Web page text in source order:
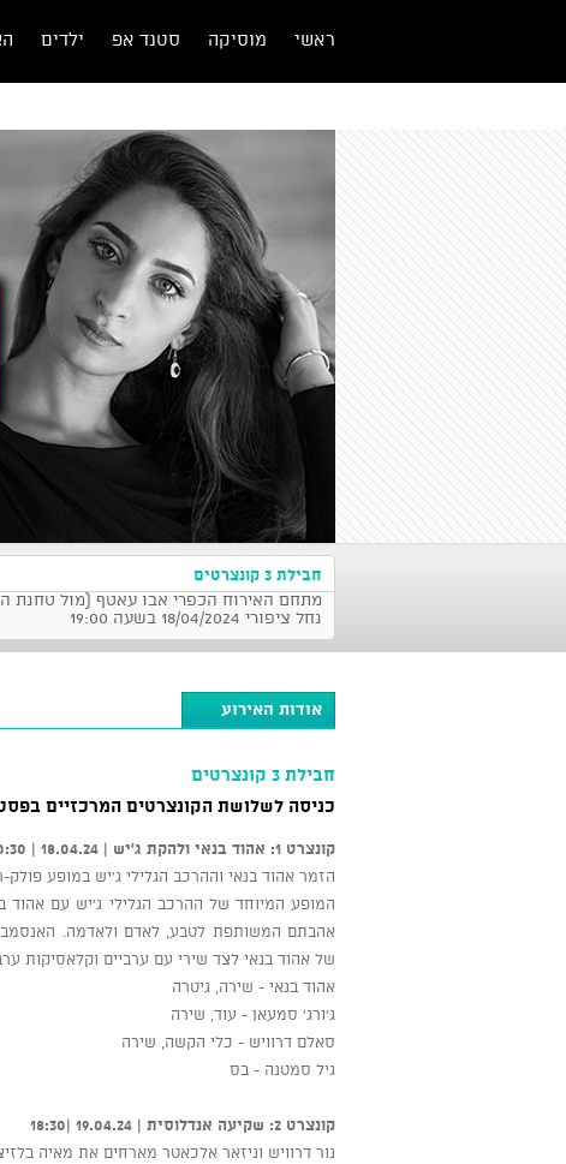
ראשי מוסיקה סטנד אפ ילדים
חבילת 3 קונצרטים
מתחם האירוח הכפרי אבו עאטף (מול טחנת
נחל ציפורי 18/04/2024 בשעה 19:00
אודות האירוע
חבילת 3 קונצרטים
כניסה לשלושת הקונצרטים המרכזיים
קונצרט 1: אהוד בנאי ולהקת ג'יש | 18.04.24 | 20:30
הזמר אהוד בנאי וההרכב הגלילי ג'יש במופע פולק-
המופע המיוחד של ההרכב הגלילי ג'יש עם אהוד
אהבתם המשותפת לטבע, לאדם ולאדמה.
של אהוד בנאי לצד שירי עם ערביים וקלאסיקות
אהוד בנאי - שירה, גיטרה
ג'ורג' סמעאן - עוד, שירה
סאלם דרוויש - כלי הקשה, שירה
גיל סמטנה - בס
קונצרט 2: שקיעה אנדלוסית | 19.04.24 |18:30
נור דרוויש וניזאר אלכאטר מארחים את מאיה